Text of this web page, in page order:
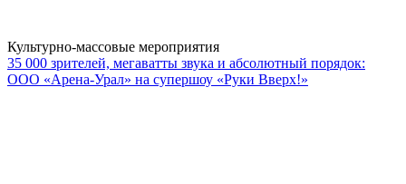
Культурно-массовые мероприятия
35 000 зрителей, мегаватты звука и абсолютный порядок:
ООО «Арена-Урал» на супершоу «Руки Вверх!»